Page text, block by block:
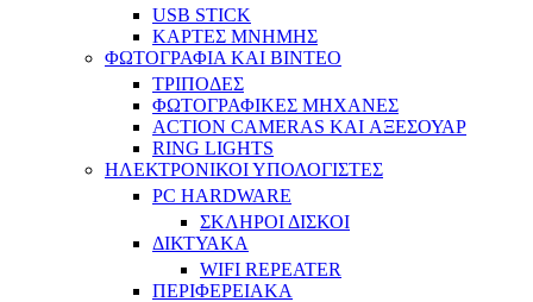
USB STICK
ΚΑΡΤΕΣ ΜΝΗΜΗΣ
ΦΩΤΟΓΡΑΦΙΑ ΚΑΙ ΒΙΝΤΕΟ
ΤΡΙΠΟΔΕΣ
ΦΩΤΟΓΡΑΦΙΚΕΣ ΜΗΧΑΝΕΣ
ACTION CAMERAS KAI ΑΞΕΣΟΥΑΡ
RING LIGHTS
ΗΛΕΚΤΡΟΝΙΚΟΙ ΥΠΟΛΟΓΙΣΤΕΣ
PC HARDWARE
ΣΚΛΗΡΟΙ ΔΙΣΚΟΙ
ΔΙΚΤΥΑΚΑ
WIFI REPEATER
ΠΕΡΙΦΕΡΕΙΑΚΑ